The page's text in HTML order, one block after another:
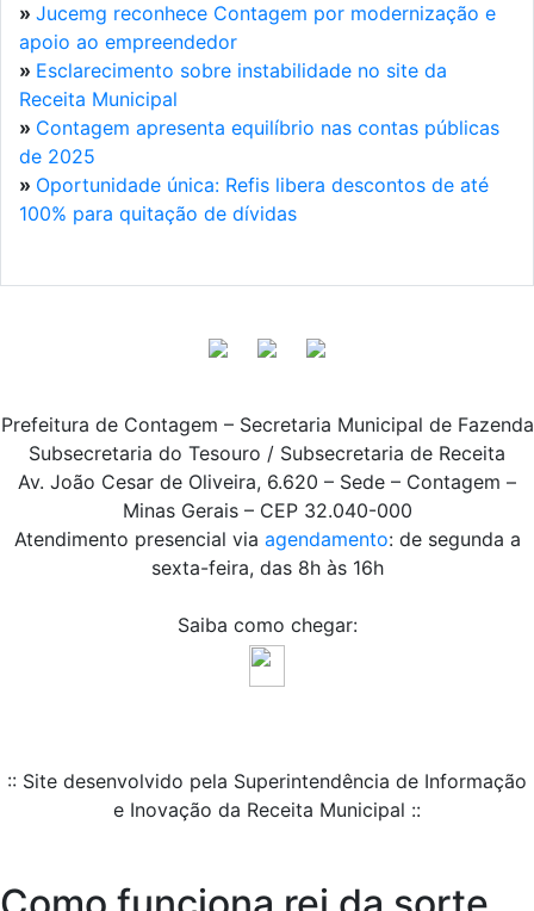
» Jucemg reconhece Contagem por modernização e
apoio ao empreendedor
» Esclarecimento sobre instabilidade no site da
Receita Municipal
» Contagem apresenta equilíbrio nas contas públicas
de 2025
» Oportunidade única: Refis libera descontos de até
100% para quitação de dívidas
Prefeitura de Contagem – Secretaria Municipal de Fazenda
Subsecretaria do Tesouro / Subsecretaria de Receita
Av. João Cesar de Oliveira, 6.620 – Sede – Contagem –
Minas Gerais – CEP 32.040-000
Atendimento presencial via agendamento: de segunda a
sexta-feira, das 8h às 16h
Saiba como chegar:
:: Site desenvolvido pela Superintendência de Informação
e Inovação da Receita Municipal ::